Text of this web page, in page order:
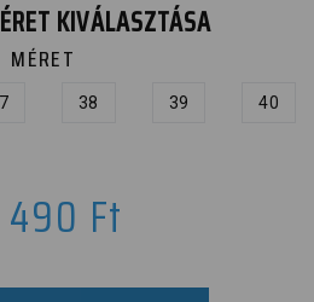
KIVÁLASZTÁSA
MÉRET
38 39 40
490 Ft